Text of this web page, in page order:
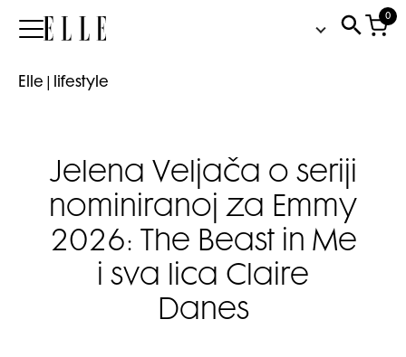
Elle
0
Elle lifestyle
Jelena Veljača o seriji
nominiranoj za Emmy
2026: The Beast in Me
i sva lica Claire
Danes